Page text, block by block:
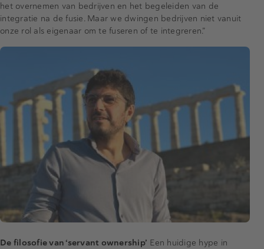
het overnemen van bedrijven en het begeleiden van de
integratie na de fusie. Maar we dwingen bedrijven niet vanuit
onze rol als eigenaar om te fuseren of te integreren.”
De filosofie van ‘servant ownership’ Een huidige hype in